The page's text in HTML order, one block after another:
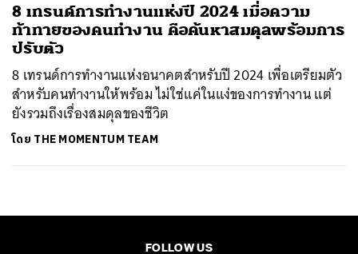
8 เทรนด์การทำงานแห่งปี 2024 เมื่อความ
ท้าทายของคนทำงาน คือค้นหาสมดุลพร้อมการ
ปรับตัว
8 เทรนด์การทำงานแห่งอนาคตสำหรับปี 2024 เพื่อเตรียมตัว
สำหรับคนทำงานให้พร้อม ไม่ใช่แค่ในแง่ของการทำงาน แต่
ยังรวมถึงเรื่องสมดุลของชีวิต
โดย THE MOMENTUM TEAM
FOLLOW US